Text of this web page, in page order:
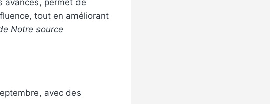
avancés, permet de
tout en améliorant
Notre source
avec des